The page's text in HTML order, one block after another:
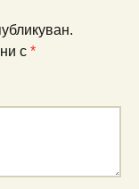
с *